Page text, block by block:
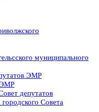
муниципального
ЭМР
ЭМР
депутатов
Совета